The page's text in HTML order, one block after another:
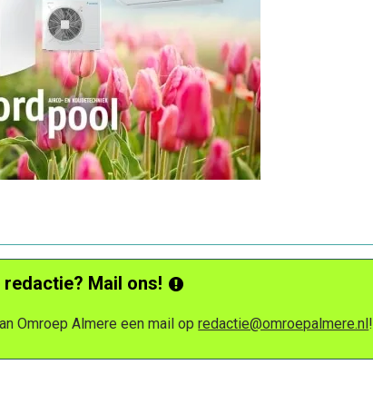
Mail ons!
Omroep Almere een mail opredactie@omroepalmere.nl!